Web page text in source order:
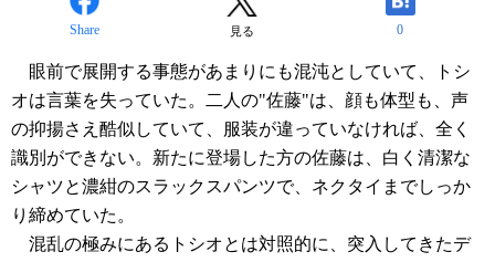
Share 見る 0
眼前で展開する事態があまりにも混沌としていて、トシ
オは言葉を失っていた。二人の"佐藤"は、顔も体型も、声
の抑揚さえ酷似していて、服装が違っていなければ、全く
識別ができない。新たに登場した方の佐藤は、白く清潔な
シャツと濃紺のスラックスパンツで、ネクタイまでしっか
り締めていた。
混乱の極みにあるトシオとは対照的に、突入してきたデ